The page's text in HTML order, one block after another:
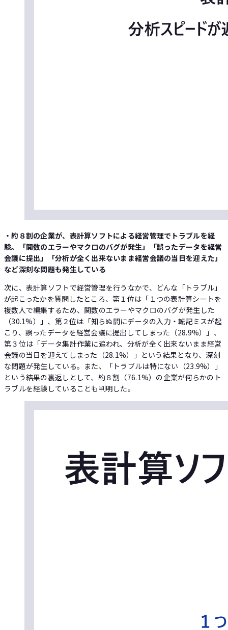
・約８割の企業が、表計算ソフトによる経営管理でトラブルを経
験。「関数のエラーやマクロのバグが発生」「誤ったデータを経営
会議に提出」「分析が全く出来ないまま経営会議の当日を迎えた」
など深刻な問題も発生している
次に、表計算ソフトで経営管理を行うなかで、どんな「トラブル」
が起こったかを質問したところ、第１位は「１つの表計算シートを
複数人で編集するため、関数のエラーやマクロのバグが発生した
（30.1%）」、第２位は「知らぬ間にデータの入力・転記ミスが起
こり、誤ったデータを経営会議に提出してしまった（28.9%）」、
第３位は「データ集計作業に追われ、分析が全く出来ないまま経営
会議の当日を迎えてしまった（28.1%）」という結果となり、深刻
な問題が発生している。また、「トラブルは特にない（23.9%）」
という結果の裏返しとして、約８割（76.1%）の企業が何らかのト
ラブルを経験していることも判明した。